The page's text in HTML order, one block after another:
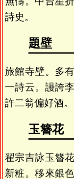
詩史。
題壁
旅館寺壁。多
一詩云。謾誇
許二翁偏好酒
玉簪花
翟宗吉詠玉簪
新粧。移來銀